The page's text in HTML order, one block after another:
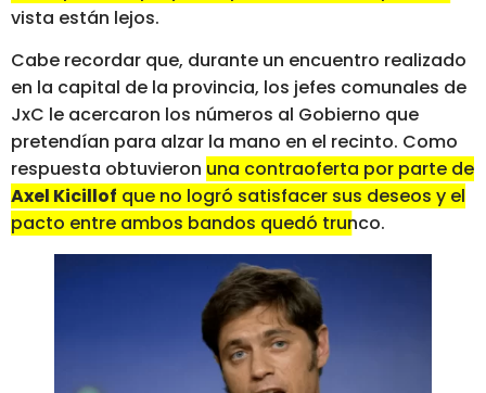
vista están lejos.
Cabe recordar que, durante un encuentro realizado
en la capital de la provincia, los jefes comunales de
JxC le acercaron los números al Gobierno que
pretendían para alzar la mano en el recinto. Como
respuesta obtuvieron una contraoferta por parte de
Axel Kicillof que no logró satisfacer sus deseos y el
pacto entre ambos bandos quedó trunco.